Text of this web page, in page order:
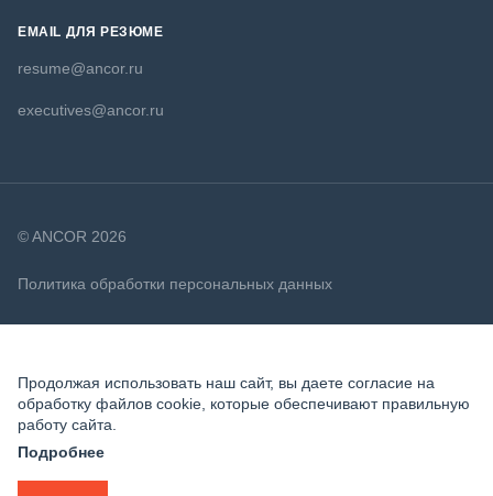
EMAIL ДЛЯ РЕЗЮМЕ
resume@ancor.ru
executives@ancor.ru
© ANCOR 2026
Политика обработки персональных данных
Продолжая использовать наш сайт, вы даете согласие на
обработку файлов cookie, которые обеспечивают правильную
работу сайта.
Подробнее